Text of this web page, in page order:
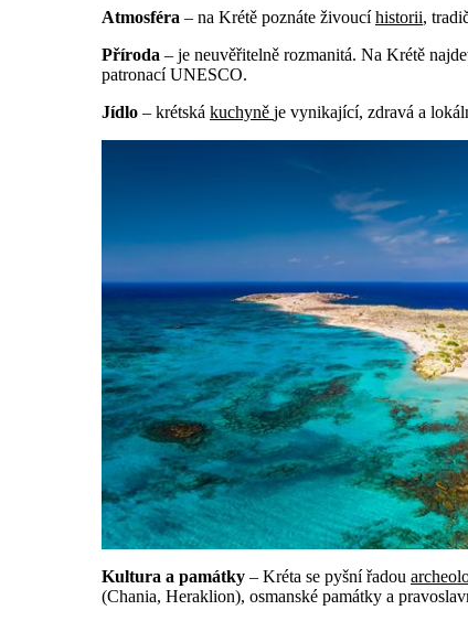
Atmosféra – na Krétě poznáte živoucíhistorii,
Příroda – je neuvěřitelně rozmanitá. Na Krétě
patronací UNESCO.
Jídlo – krétská kuchyně je vynikající, zdravá a
Kultura a památky – Kréta se pyšní řadou
(Chania, Heraklion), osmanské památky a